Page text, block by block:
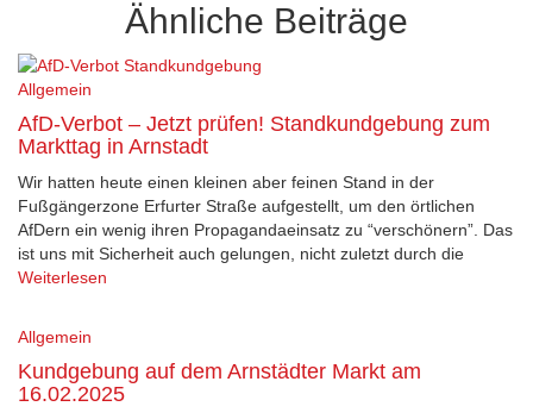
Ähnliche Beiträge
Allgemein
AfD-Verbot – Jetzt prüfen! Standkundgebung zum
Markttag in Arnstadt
Wir hatten heute einen kleinen aber feinen Stand in der
Fußgängerzone Erfurter Straße aufgestellt, um den örtlichen
AfDern ein wenig ihren Propagandaeinsatz zu “verschönern”. Das
ist uns mit Sicherheit auch gelungen, nicht zuletzt durch die
Weiterlesen
Allgemein
Kundgebung auf dem Arnstädter Markt am
16.02.2025